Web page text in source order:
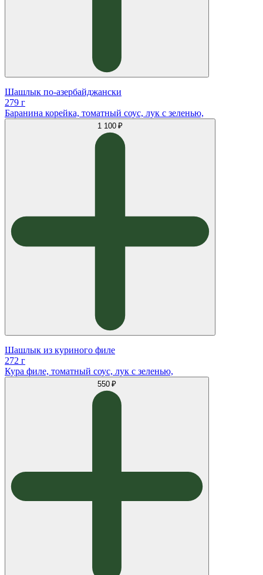
Шашлык по-азербайджански
279 г
Баранина корейка, томатный соус, лук с зеленью,
1 100 ₽
Шашлык из куриного филе
272 г
Кура филе, томатный соус, лук с зеленью,
550 ₽